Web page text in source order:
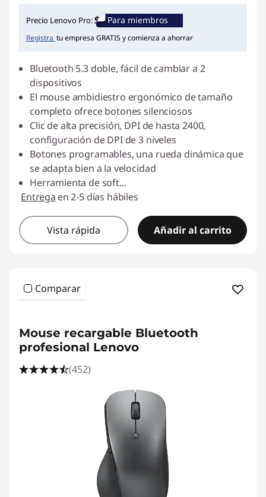
Ahorros instantáneos :-$10.000
Precio Lenovo Pro: Para miembros
Registra tu empresa GRATIS y comienza a ahorrar
Bluetooth 5.3 doble, fácil de cambiar a 2
dispositivos
El mouse ambidiestro ergonómico de tamaño
completo ofrece botones silenciosos
Clic de alta precisión, DPI de hasta 2400,
configuración de DPI de 3 niveles
Botones programables, una rueda dinámica que
se adapta bien a la velocidad
Herramienta de soft...
Entrega en 2-5 días hábiles
Vista rápida Añadir al carrito
Comparar
Mouse recargable Bluetooth
profesional Lenovo
(452)